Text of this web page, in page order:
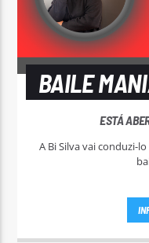
BAILE
ESTÁ
A Bi Silva vai conduzi-